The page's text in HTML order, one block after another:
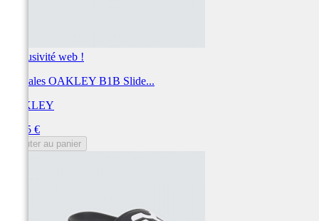
Exclusivité web !
Sandales OAKLEY B1B Slide...
OAKLEY
24,95 €
Ajouter au panier